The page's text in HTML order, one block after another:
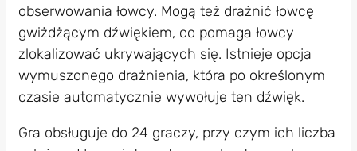
obserwowania łowcy. Mogą też drażnić łowcę
gwiżdżącym dźwiękiem, co pomaga łowcy
zlokalizować ukrywających się. Istnieje opcja
wymuszonego drażnienia, która po określonym
czasie automatycznie wywołuje ten dźwięk.
Gra obsługuje do 24 graczy, przy czym ich liczba